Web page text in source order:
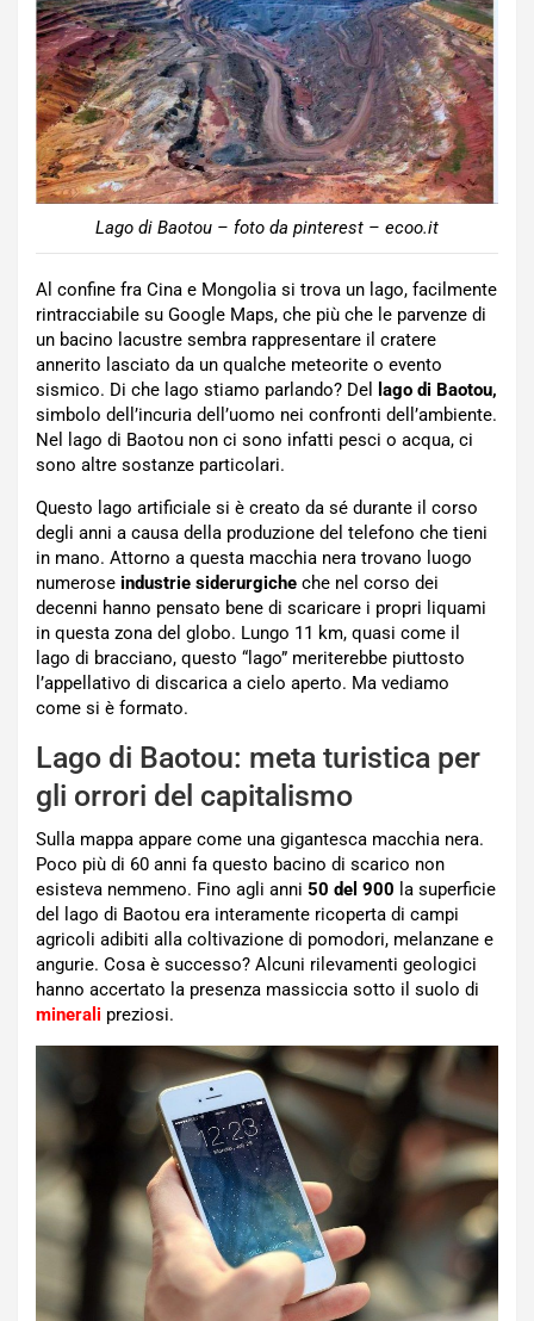
Lago di Baotou – foto da pinterest – ecoo.it
Al confine fra Cina e Mongolia si trova un lago, facilmente
rintracciabile su Google Maps, che più che le parvenze di
un bacino lacustre sembra rappresentare il cratere
annerito lasciato da un qualche meteorite o evento
sismico. Di che lago stiamo parlando? Del
lago di Baotou,
simbolo dell’incuria dell’uomo nei confronti dell’ambiente.
Nel lago di Baotou non ci sono infatti pesci o acqua, ci
sono altre sostanze particolari.
Questo lago artificiale si è creato da sé durante il corso
degli anni a causa della produzione del telefono che tieni
in mano. Attorno a questa macchia nera trovano luogo
numerose industrie siderurgiche che nel corso dei
decenni hanno pensato bene di scaricare i propri liquami
in questa zona del globo. Lungo 11 km, quasi come il
lago di bracciano, questo “lago” meriterebbe piuttosto
l’appellativo di discarica a cielo aperto. Ma vediamo
come si è formato.
Lago di Baotou: meta turistica per
gli orrori del capitalismo
Sulla mappa appare come una gigantesca macchia nera.
Poco più di 60 anni fa questo bacino di scarico non
esisteva nemmeno. Fino agli anni 50 del 900 la superficie
del lago di Baotou era interamente ricoperta di campi
agricoli adibiti alla coltivazione di pomodori, melanzane e
angurie. Cosa è successo? Alcuni rilevamenti geologici
hanno accertato la presenza massiccia sotto il suolo di
minerali preziosi.